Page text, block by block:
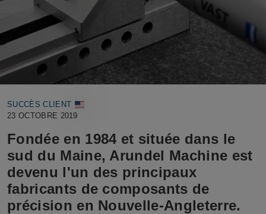
SUCCÈS CLIENT
23 OCTOBRE 2019
Fondée en 1984 et située dans le
sud du Maine, Arundel Machine est
devenu l'un des principaux
fabricants de composants de
précision en Nouvelle-Angleterre.